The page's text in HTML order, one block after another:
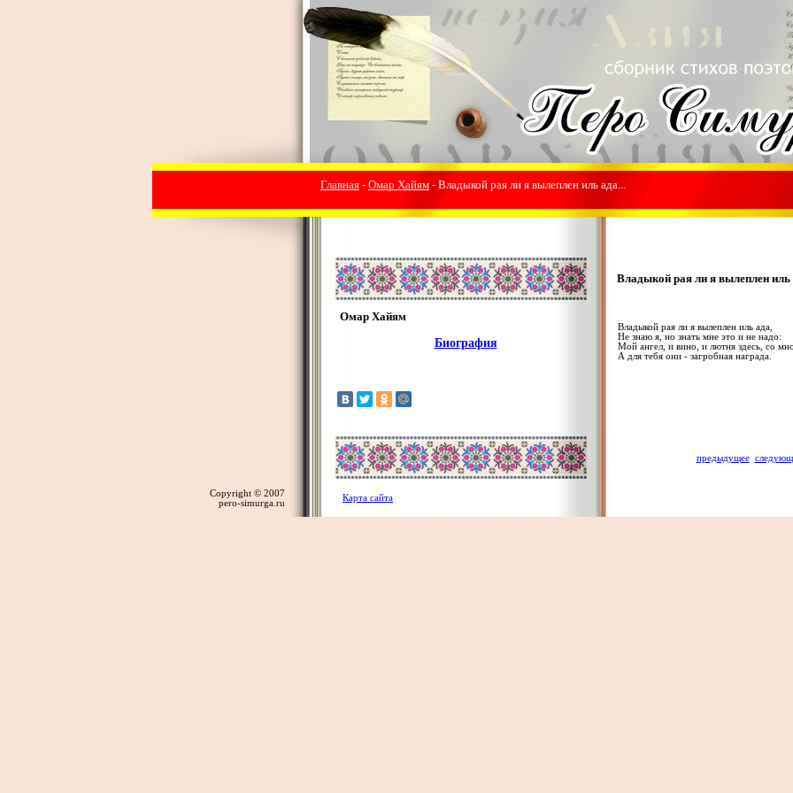
Главная - Омар Хайям - Владыкой рая ли я вылеплен иль ада...
Владыкой рая ли я вылеплен иль
Омар Хайям
Биография
Владыкой рая ли я вылеплен иль ада,
Не знаю я, но знать мне это и не надо:
Мой ангел, и вино, и лютня здесь, со
А для тебя они - загробная награда.
предыдущее
Copyright © 2007
pero-simurga.ru
Карта сайта